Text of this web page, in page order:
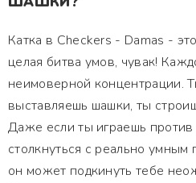
Катка в Checkers - Damas -
целая битва умов, чувак!
неимоверной концентрации.
выставляешь шашки, ты
Даже если ты играешь
столкнуться с реально умным
он может подкинуть тебе